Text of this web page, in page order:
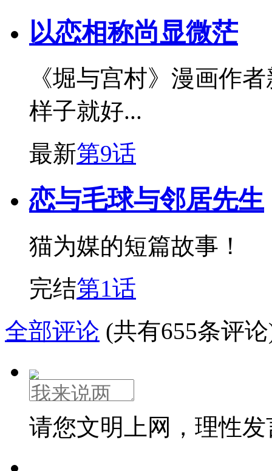
以恋相称尚显微茫
《堀与宫村》漫画作
样子就好...
最新第9话
恋与毛球与邻居先生
猫为媒的短篇故事！
完结第1话
全部评论 (共有655条评
请您文明上网，理性